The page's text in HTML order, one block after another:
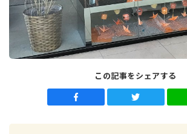
この記事をシェアする